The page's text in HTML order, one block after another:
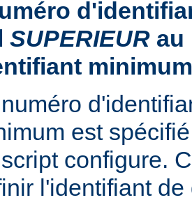
SUPERIEUR au
est
configure.
l'identifiant